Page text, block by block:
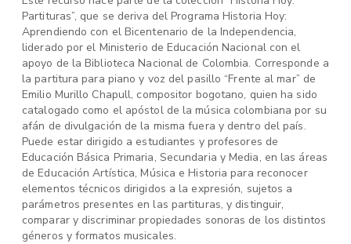
Partituras”, que se deriva del Programa Historia Hoy:
Aprendiendo con el Bicentenario de la Independencia,
liderado por el Ministerio de Educación Nacional con el
apoyo de la Biblioteca Nacional de Colombia. Corresponde a
la partitura para piano y voz del pasillo “Frente al mar” de
Emilio Murillo Chapull, compositor bogotano, quien ha sido
catalogado como el apóstol de la música colombiana por su
afán de divulgación de la misma fuera y dentro del país.
Puede estar dirigido a estudiantes y profesores de
Educación Básica Primaria, Secundaria y Media, en las áreas
de Educación Artística, Música e Historia para reconocer
elementos técnicos dirigidos a la expresión, sujetos a
parámetros presentes en las partituras, y distinguir,
comparar y discriminar propiedades sonoras de los distintos
géneros y formatos musicales.